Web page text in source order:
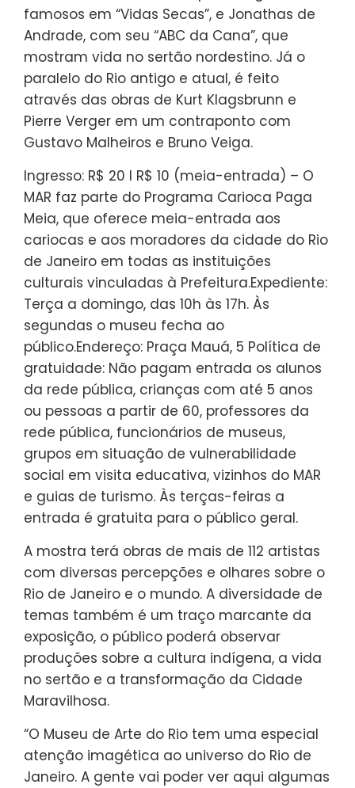
famosos em “Vidas Secas”, e Jonathas de
Andrade, com seu “ABC da Cana”, que
mostram vida no sertão nordestino. Já o
paralelo do Rio antigo e atual, é feito
através das obras de Kurt Klagsbrunn e
Pierre Verger em um contraponto com
Gustavo Malheiros e Bruno Veiga.
Ingresso: R$ 20 I R$ 10 (meia-entrada) – O
MAR faz parte do Programa Carioca Paga
Meia, que oferece meia-entrada aos
cariocas e aos moradores da cidade do Rio
de Janeiro em todas as instituições
culturais vinculadas à Prefeitura.Expediente:
Terça a domingo, das 10h às 17h. Às
segundas o museu fecha ao
público.Endereço: Praça Mauá, 5 Política de
gratuidade: Não pagam entrada os alunos
da rede pública, crianças com até 5 anos
ou pessoas a partir de 60, professores da
rede pública, funcionários de museus,
grupos em situação de vulnerabilidade
social em visita educativa, vizinhos do MAR
e guias de turismo. Às terças-feiras a
entrada é gratuita para o público geral.
A mostra terá obras de mais de 112 artistas
com diversas percepções e olhares sobre o
Rio de Janeiro e o mundo. A diversidade de
temas também é um traço marcante da
exposição, o público poderá observar
produções sobre a cultura indígena, a vida
no sertão e a transformação da Cidade
Maravilhosa.
“O Museu de Arte do Rio tem uma especial
atenção imagética ao universo do Rio de
Janeiro. A gente vai poder ver aqui algumas